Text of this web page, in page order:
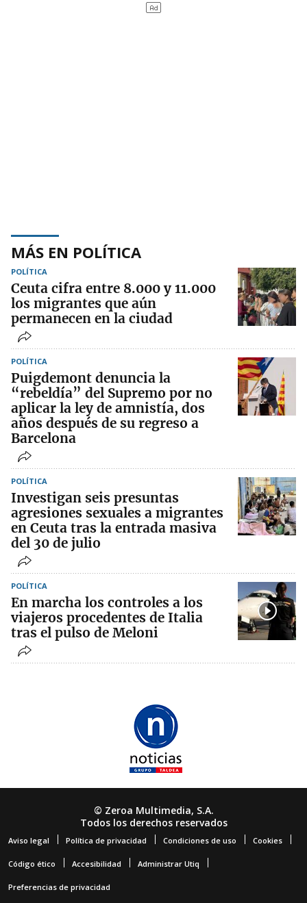
MÁS EN POLÍTICA
POLÍTICA
Ceuta cifra entre 8.000 y 11.000
los migrantes que aún
permanecen en la ciudad
POLÍTICA
Puigdemont denuncia la
“rebeldía” del Supremo por no
aplicar la ley de amnistía, dos
años después de su regreso a
Barcelona
POLÍTICA
Investigan seis presuntas
agresiones sexuales a migrantes
en Ceuta tras la entrada masiva
del 30 de julio
POLÍTICA
En marcha los controles a los
viajeros procedentes de Italia
tras el pulso de Meloni
© Zeroa Multimedia, S.A.
Todos los derechos reservados
Aviso legal Política de privacidad Condiciones de uso Cookies
Código ético Accesibilidad Administrar Utiq
Preferencias de privacidad